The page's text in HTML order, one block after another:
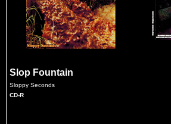
Slop Fountain
Sloppy Seconds
CD-R